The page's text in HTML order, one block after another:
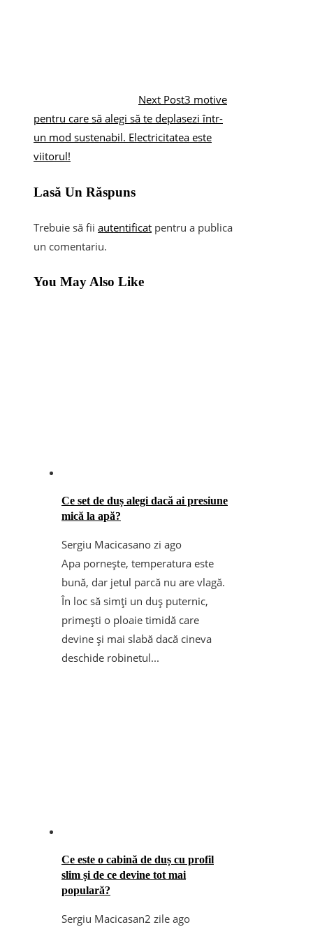
Next Post3 motive
pentru care să alegi să te deplasezi într-
un mod sustenabil. Electricitatea este
viitorul!
Lasă Un Răspuns
Trebuie să fii autentificat pentru a publica
un comentariu.
You May Also Like
Ce set de duș alegi dacă ai presiune
mică la apă?
Sergiu Macicasano zi ago
Apa pornește, temperatura este
bună, dar jetul parcă nu are vlagă.
În loc să simți un duș puternic,
primești o ploaie timidă care
devine și mai slabă dacă cineva
deschide robinetul...
Ce este o cabină de duș cu profil
slim și de ce devine tot mai
populară?
Sergiu Macicasan2 zile ago